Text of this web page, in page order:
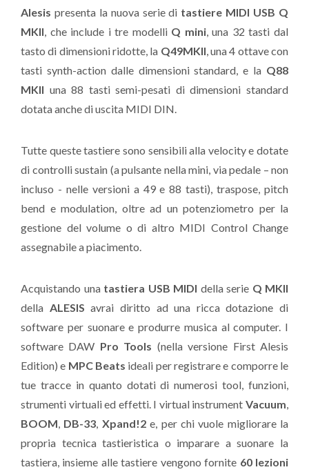
Alesis presenta la nuova serie di tastiere MIDI USB Q
MKII, che include i tre modelli Q mini, una 32 tasti dal
tasto di dimensioni ridotte, la Q49MKII, una 4 ottave con
tasti synth-action dalle dimensioni standard, e la Q88
MKII una 88 tasti semi-pesati di dimensioni standard
dotata anche di uscita MIDI DIN.
Tutte queste tastiere sono sensibili alla velocity e dotate
di controlli sustain (a pulsante nella mini, via pedale – non
incluso - nelle versioni a 49 e 88 tasti), traspose, pitch
bend e modulation, oltre ad un potenziometro per la
gestione del volume o di altro MIDI Control Change
assegnabile a piacimento.
Acquistando una tastiera USB MIDI della serie Q MKII
della ALESIS avrai diritto ad una ricca dotazione di
software per suonare e produrre musica al computer. I
software DAW Pro Tools (nella versione First Alesis
Edition) e MPC Beats ideali per registrare e comporre le
tue tracce in quanto dotati di numerosi tool, funzioni,
strumenti virtuali ed effetti. I virtual instrument Vacuum,
BOOM, DB-33, Xpand!2e, per chi vuole migliorare la
propria tecnica tastieristica o imparare a suonare la
tastiera, insieme alle tastiere vengono fornite 60 lezioni